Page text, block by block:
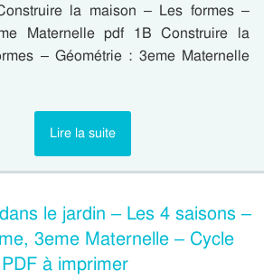
la maison – Les formes –
Maternelle pdf 1B Construire la
– Géométrie : 3eme Maternelle
Lire la suite
le jardin – Les 4 saisons –
3eme Maternelle – Cycle
à imprimer